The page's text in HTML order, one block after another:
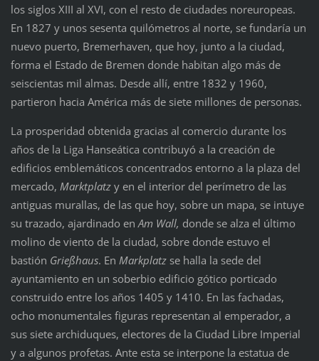
los siglos XIII al XVI, con el resto de ciudades noreuropeas.
En 1827 y unos sesenta quilómetros al norte, se fundaría un
nuevo puerto, Bremerhaven, que hoy, junto a la ciudad,
forma el Estado de Bremen donde habitan algo más de
seiscientas mil almas. Desde allí, entre 1832 y 1960,
partieron hacia América más de siete millones de personas.
La prosperidad obtenida gracias al comercio durante los
años de la Liga Hanseática contribuyó a la creación de
edificios emblemáticos concentrados entorno a la plaza del
mercado, Marktplatzy en el interior del perímetro de las
antiguas murallas, de las que hoy, sobre un mapa, se intuye
su trazado, ajardinado enAm Wall, donde se alza el último
molino de viento de la ciudad, sobre donde estuvo el
bastión Grießhaus. En Markplatzse halla la sede del
ayuntamiento en un soberbio edificio gótico porticado
construido entre los años 1405 y 1410. En las fachadas,
ocho monumentales figuras representan al emperador, a
sus siete archiduques, electores de la Ciudad Libre Imperial
y a algunos profetas. Ante esta se interpone la estatua de